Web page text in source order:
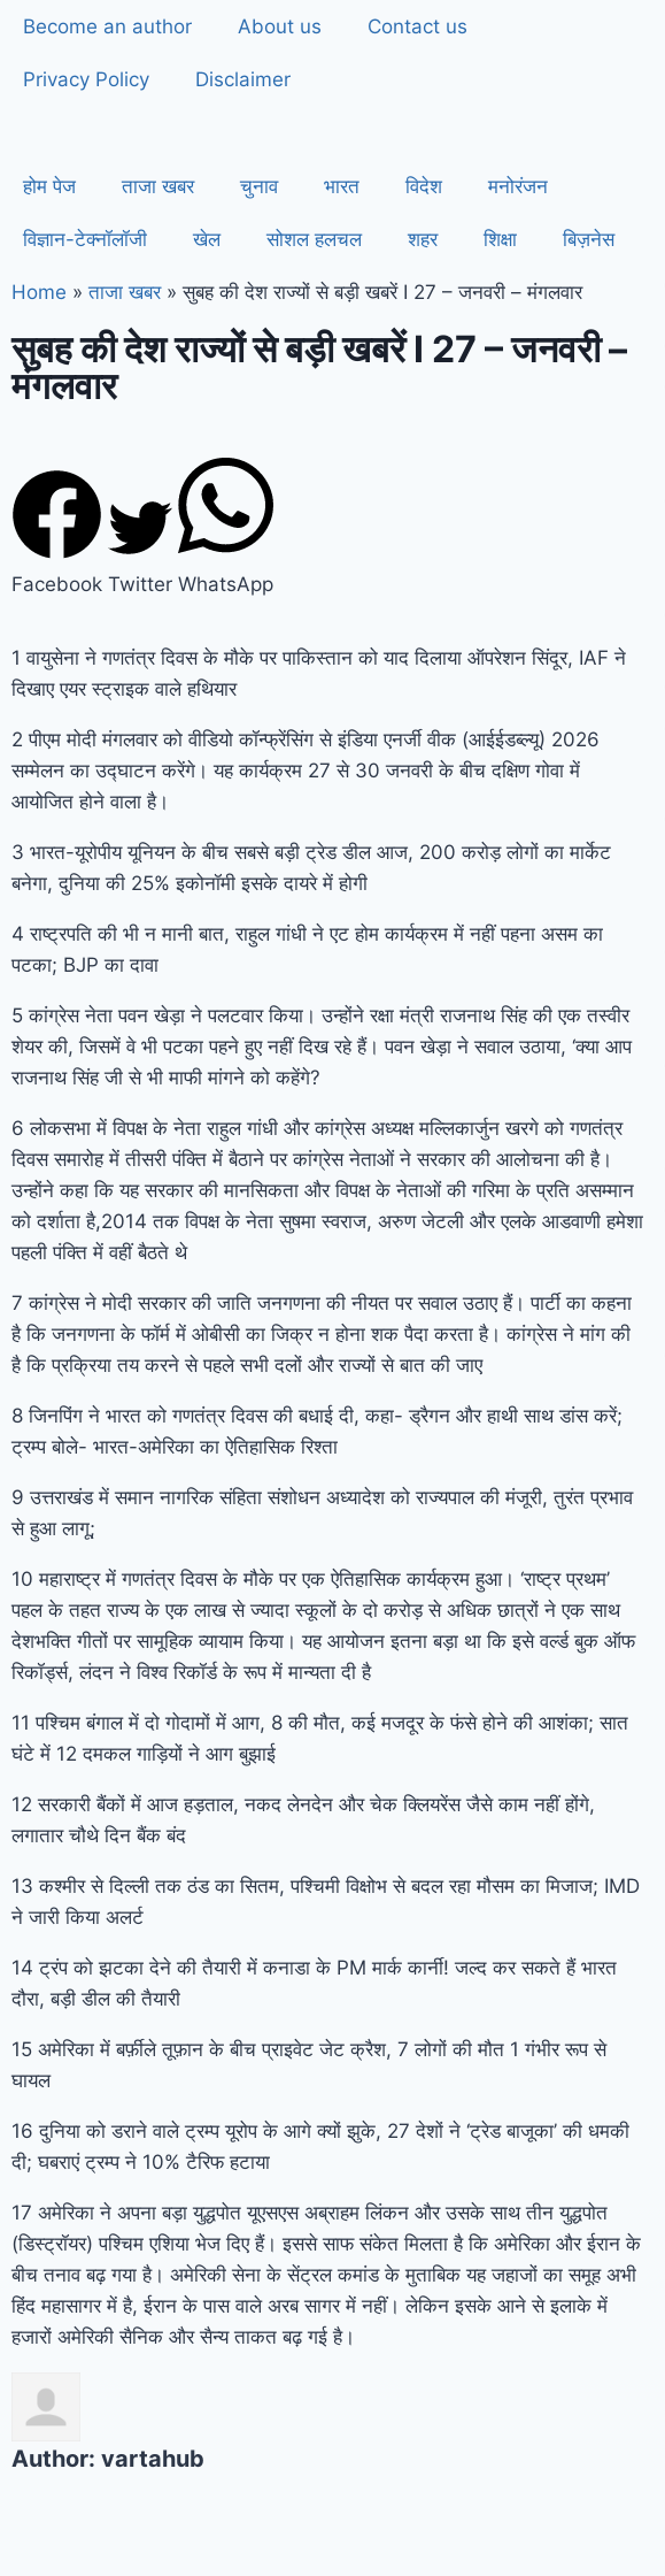
Become an author About us Contact us
Privacy Policy Disclaimer
होम पेज ताजा खबर चुनाव भारत विदेश मनोरंजन
विज्ञान-टेक्नॉलॉजी खेल सोशल हलचल शहर शिक्षा बिज़नेस
Home » ताजा खबर » सुबह की देश राज्यों से बड़ी खबरें I 27 – जनवरी – मंगलवार
सुबह की देश राज्यों से बड़ी खबरें I 27 – जनवरी –
मंगलवार
Facebook Twitter WhatsApp
1 वायुसेना ने गणतंत्र दिवस के मौके पर पाकिस्तान को याद दिलाया ऑपरेशन सिंदूर, IAF ने
दिखाए एयर स्ट्राइक वाले हथियार
2 पीएम मोदी मंगलवार को वीडियो कॉन्फ्रेंसिंग से इंडिया एनर्जी वीक (आईईडब्ल्यू) 2026
सम्मेलन का उद्घाटन करेंगे। यह कार्यक्रम 27 से 30 जनवरी के बीच दक्षिण गोवा में
आयोजित होने वाला है।
3 भारत-यूरोपीय यूनियन के बीच सबसे बड़ी ट्रेड डील आज, 200 करोड़ लोगों का मार्केट
बनेगा, दुनिया की 25% इकोनॉमी इसके दायरे में होगी
4 राष्ट्रपति की भी न मानी बात, राहुल गांधी ने एट होम कार्यक्रम में नहीं पहना असम का
पटका; BJP का दावा
5 कांग्रेस नेता पवन खेड़ा ने पलटवार किया। उन्होंने रक्षा मंत्री राजनाथ सिंह की एक तस्वीर
शेयर की, जिसमें वे भी पटका पहने हुए नहीं दिख रहे हैं। पवन खेड़ा ने सवाल उठाया, ‘क्या आप
राजनाथ सिंह जी से भी माफी मांगने को कहेंगे?
6 लोकसभा में विपक्ष के नेता राहुल गांधी और कांग्रेस अध्यक्ष मल्लिकार्जुन खरगे को गणतंत्र
दिवस समारोह में तीसरी पंक्ति में बैठाने पर कांग्रेस नेताओं ने सरकार की आलोचना की है।
उन्होंने कहा कि यह सरकार की मानसिकता और विपक्ष के नेताओं की गरिमा के प्रति असम्मान
को दर्शाता है,2014 तक विपक्ष के नेता सुषमा स्वराज, अरुण जेटली और एलके आडवाणी हमेशा
पहली पंक्ति में वहीं बैठते थे
7 कांग्रेस ने मोदी सरकार की जाति जनगणना की नीयत पर सवाल उठाए हैं। पार्टी का कहना
है कि जनगणना के फॉर्म में ओबीसी का जिक्र न होना शक पैदा करता है। कांग्रेस ने मांग की
है कि प्रक्रिया तय करने से पहले सभी दलों और राज्यों से बात की जाए
8 जिनपिंग ने भारत को गणतंत्र दिवस की बधाई दी, कहा- ड्रैगन और हाथी साथ डांस करें;
ट्रम्प बोले- भारत-अमेरिका का ऐतिहासिक रिश्ता
9 उत्तराखंड में समान नागरिक संहिता संशोधन अध्यादेश को राज्यपाल की मंजूरी, तुरंत प्रभाव
से हुआ लागू;
10 महाराष्ट्र में गणतंत्र दिवस के मौके पर एक ऐतिहासिक कार्यक्रम हुआ। ‘राष्ट्र प्रथम’
पहल के तहत राज्य के एक लाख से ज्यादा स्कूलों के दो करोड़ से अधिक छात्रों ने एक साथ
देशभक्ति गीतों पर सामूहिक व्यायाम किया। यह आयोजन इतना बड़ा था कि इसे वर्ल्ड बुक ऑफ
रिकॉर्ड्स, लंदन ने विश्व रिकॉर्ड के रूप में मान्यता दी है
11 पश्चिम बंगाल में दो गोदामों में आग, 8 की मौत, कई मजदूर के फंसे होने की आशंका; सात
घंटे में 12 दमकल गाड़ियों ने आग बुझाई
12 सरकारी बैंकों में आज हड़ताल, नकद लेनदेन और चेक क्लियरेंस जैसे काम नहीं होंगे,
लगातार चौथे दिन बैंक बंद
13 कश्मीर से दिल्ली तक ठंड का सितम, पश्चिमी विक्षोभ से बदल रहा मौसम का मिजाज; IMD
ने जारी किया अलर्ट
14 ट्रंप को झटका देने की तैयारी में कनाडा के PM मार्क कार्नी! जल्द कर सकते हैं भारत
दौरा, बड़ी डील की तैयारी
15 अमेरिका में बर्फ़ीले तूफ़ान के बीच प्राइवेट जेट क्रैश, 7 लोगों की मौत 1 गंभीर रूप से
घायल
16 दुनिया को डराने वाले ट्रम्प यूरोप के आगे क्यों झुके, 27 देशों ने ‘ट्रेड बाजूका’ की धमकी
दी; घबराएं ट्रम्प ने 10% टैरिफ हटाया
17 अमेरिका ने अपना बड़ा युद्धपोत यूएसएस अब्राहम लिंकन और उसके साथ तीन युद्धपोत
(डिस्ट्रॉयर) पश्चिम एशिया भेज दिए हैं। इससे साफ संकेत मिलता है कि अमेरिका और ईरान के
बीच तनाव बढ़ गया है। अमेरिकी सेना के सेंट्रल कमांड के मुताबिक यह जहाजों का समूह अभी
हिंद महासागर में है, ईरान के पास वाले अरब सागर में नहीं। लेकिन इसके आने से इलाके में
हजारों अमेरिकी सैनिक और सैन्य ताकत बढ़ गई है।
Author: vartahub